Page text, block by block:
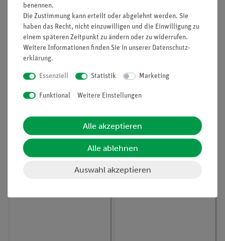
Artikel-Nr.:CHE-882304531
Pufferlösung pH 9,00,
100 ml
5,20 €
Artikel-Nr.:CHE-882304534
250 ml
7,50 €
benennen.
Die Zustimmung kann erteilt oder abgelehnt werden. Sie
haben das Recht, nicht einzuwilligen und die Einwilligung zu
einem späteren Zeitpunkt zu ändern oder zu widerrufen.
Weitere Informationen finden Sie in unserer Daten­schutz­
erklärung.
Essenziell Statistik Marketing
Funktional Weitere Einstellungen
Alle akzeptieren
Alle ablehnen
Auswahl akzeptieren